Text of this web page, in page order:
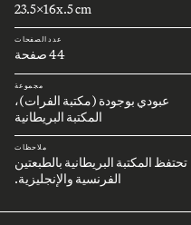
23.5x16x.5 cm
عدد الصفحات
44 صفحة
مجموعة
عبودي بوجودة (مكتبة الفرات)،
المكتبة البريطانية
ملاحظات
تحتفظ المكتبة البريطانية بالطبعتين
الفرنسية والإنجليزية.